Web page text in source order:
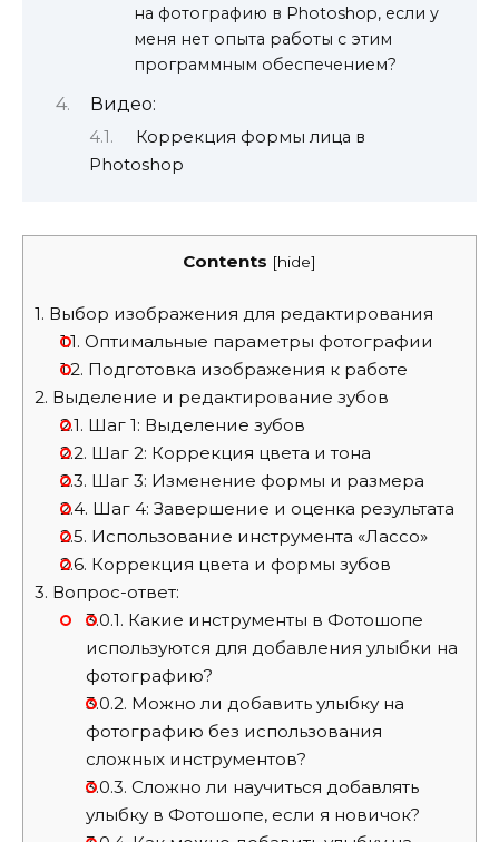
на фотографию в Photoshop, если у
меня нет опыта работы с этим
программным обеспечением?
Видео:
Коррекция формы лица в
Photoshop
Contents [hide]
1. Выбор изображения для редактирования
1.1. Оптимальные параметры фотографии
1.2. Подготовка изображения к работе
2. Выделение и редактирование зубов
2.1. Шаг 1: Выделение зубов
2.2. Шаг 2: Коррекция цвета и тона
2.3. Шаг 3: Изменение формы и размера
2.4. Шаг 4: Завершение и оценка результата
2.5. Использование инструмента «Лассо»
2.6. Коррекция цвета и формы зубов
3. Вопрос-ответ:
3.0.1. Какие инструменты в Фотошопе
используются для добавления улыбки на
фотографию?
3.0.2. Можно ли добавить улыбку на
фотографию без использования
сложных инструментов?
3.0.3. Сложно ли научиться добавлять
улыбку в Фотошопе, если я новичок?